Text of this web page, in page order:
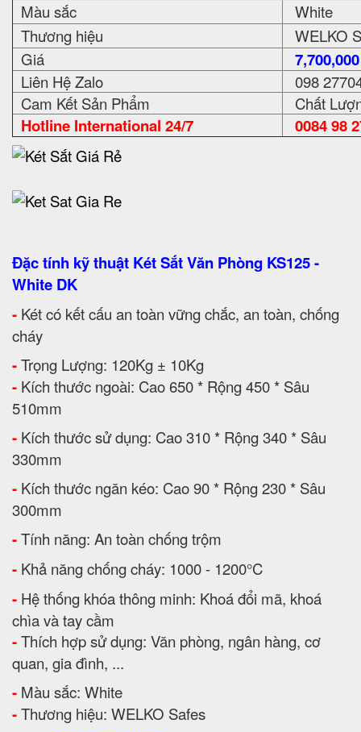
Màu sắc
White
Thương hiệu
WELKO
Giá
Liên Hệ Zalo
098
Cam Kết Sản Phẩm
Chất
Hotline International 24/7 0084 98
Đặc tính kỹ thuật Két Sắt Văn Phòng KS125 -
White DK
- Két có kết cấu an toàn vững chắc, an toàn, chống
cháy
-Trọng Lượng: 120Kg ± 10Kg
- Kích thước ngoài: Cao 650 * Rộng 450 * Sâu
510mm
- Kích thước sử dụng: Cao 310 * Rộng 340 * Sâu
330mm
- Kích thước ngăn kéo: Cao 90 * Rộng 230 * Sâu
300mm
-Tính năng: An toàn chống trộm
- Khả năng chống cháy: 1000 - 1200°C
- Hệ thống khóa thông minh: Khoá đổi mã, khoá
chìa và tay cầm
-Thích hợp sử dụng: Văn phòng, ngân hàng, cơ
quan, gia đình, ...
- Màu sắc: White
-Thương hiệu: WELKO Safes